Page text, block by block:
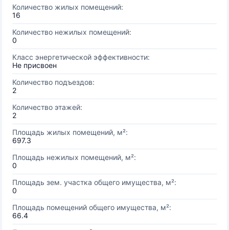
Количество жилых помещений:
16
Количество нежилых помещений:
0
Класс энергетической эффективности:
Не присвоен
Количество подъездов:
2
Количество этажей:
2
Площадь жилых помещений, м²:
697.3
Площадь нежилых помещений, м²:
0
Площадь зем. участка общего имущества, м²:
0
Площадь помещений общего имущества, м²:
66.4